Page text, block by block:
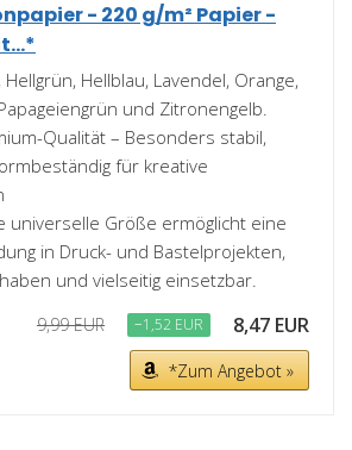
- 220 g/m² Papier -
Hellgrün, Hellblau, Lavendel, Orange,
und Zitronengelb.
Qualität – Besonders stabil,
für kreative
universelle Größe ermöglicht eine
in Druck- und Bastelprojekten,
und vielseitig einsetzbar.
9,99 EUR −1,52 EUR 8,47 EUR
*Zum Angebot »